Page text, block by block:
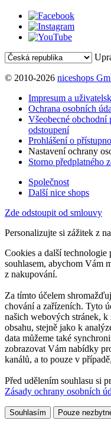
© 2010-2026 niceshops
Impresum a
Ochrana osobních
Všeobecné
odstoupení
Prohlášení o
Nastavení ochrany
Storno předplatného
Společnost
Další nice shops
Zde odstoupit od smlouvy
Personalizujte si zážitek z
Cookies a další
souhlasem, abychom Vám
z nakupování.
Za tímto účelem
chování a zařízeních. Tyto
našich webových stránek,
obsahu, stejně jako k
data můžeme také
zobrazovat Vám nabídky
kanálů, a to pouze v
Před udělením souhlasu si
Zásady ochrany osobních
Souhlasím Pouze